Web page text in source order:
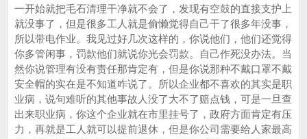
一开始就把毛石清理干净就不会了，发现有空鼓的直接支护上
就没事了，但是很多工人就是偷懒觉得自己干了很多年没事，
所以带电作业。我见过好几次这样的，你说他们，他们还觉得
你多管闲事，罚款他们就说你光会罚款。自己作死没办法。当
然你说管理有没有责任那肯定有，但是你说那种不戴口罩不戴
安全帽的实在是不知道咋说了。所以企业都不喜欢的其实是职
业病，说句难听的其他事故人没了大不了赔点钱，可是一旦查
出来职业病，你这个企业就在市里挂号了，政府方面肯定有压
力，再就是工人就可以提前退休，但是你公司需要给人家最高